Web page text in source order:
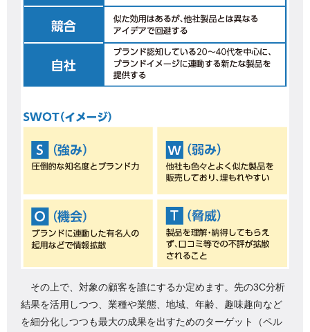
その上で、対象の顧客を誰にするか定めます。先の3C分析
結果を活用しつつ、業種や業態、地域、年齢、趣味趣向など
を細分化しつつも最大の成果を出すためのターゲット（ペル